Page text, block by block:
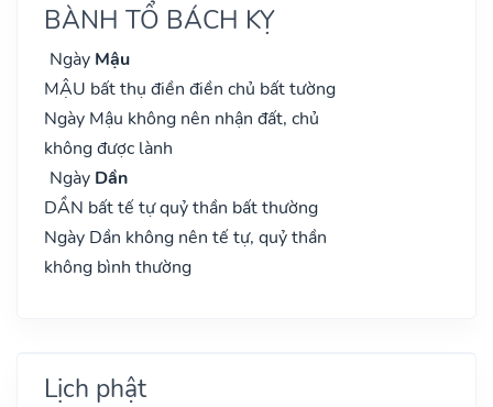
BÀNH TỔ BÁCH KỴ
Ngày Mậu
MẬU bất thụ điền điền chủ bất tường
Ngày Mậu không nên nhận đất, chủ
không được lành
Ngày Dần
DẦN bất tế tự quỷ thần bất thường
Ngày Dần không nên tế tự, quỷ thần
không bình thường
Lịch phật